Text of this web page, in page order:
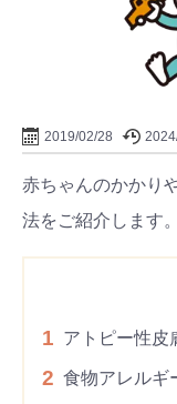
2019/02/28
赤ちゃんのかかり
法をご紹介します。
1 アトピー性皮
2 食物アレルギ